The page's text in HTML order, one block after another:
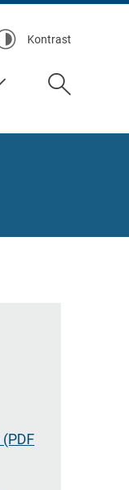
Kontrast
Suche
(PDF